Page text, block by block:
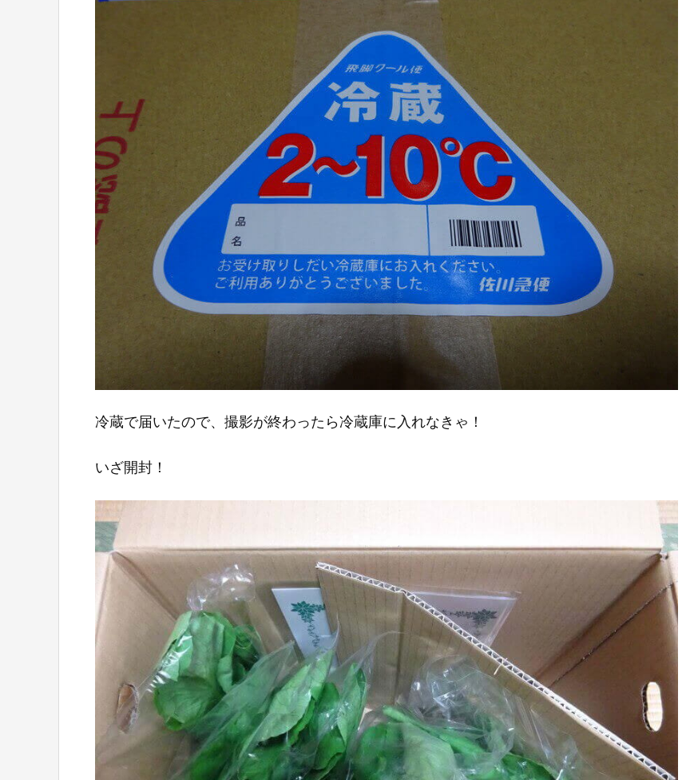
冷蔵で届いたので、撮影が終わったら冷蔵庫に入れなきゃ！
いざ開封！